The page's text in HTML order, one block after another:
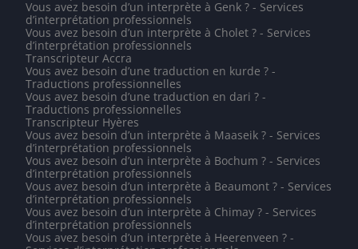
Vous avez besoin d’un interprète à Genk ? - Services
d’interprétation professionnels
Vous avez besoin d’un interprète à Cholet ? - Services
d’interprétation professionnels
Transcripteur Accra
Vous avez besoin d’une traduction en kurde ? -
Traductions professionnelles
Vous avez besoin d’une traduction en dari ? -
Traductions professionnelles
Transcripteur Hyères
Vous avez besoin d’un interprète à Maaseik ? - Services
d’interprétation professionnels
Vous avez besoin d’un interprète à Bochum ? - Services
d’interprétation professionnels
Vous avez besoin d’un interprète à Beaumont ? - Services
d’interprétation professionnels
Vous avez besoin d’un interprète à Chimay ? - Services
d’interprétation professionnels
Vous avez besoin d’un interprète à Heerenveen ? -